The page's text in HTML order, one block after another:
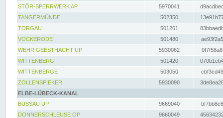
STÖR-SPERRWERK AP 5970041
TANGERMÜNDE
502350
TORGAU
501261
VOCKERODE
501480
WEHR GEESTHACHT UP
5930062
WITTENBERG
501420
WITTENBERGE
503050
ZOLLENSPIEKER
5930090
ELBE-LÜBECK-KANAL
BÜSSAU UP
9669040
DONNERSCHLEUSE OP
9660049